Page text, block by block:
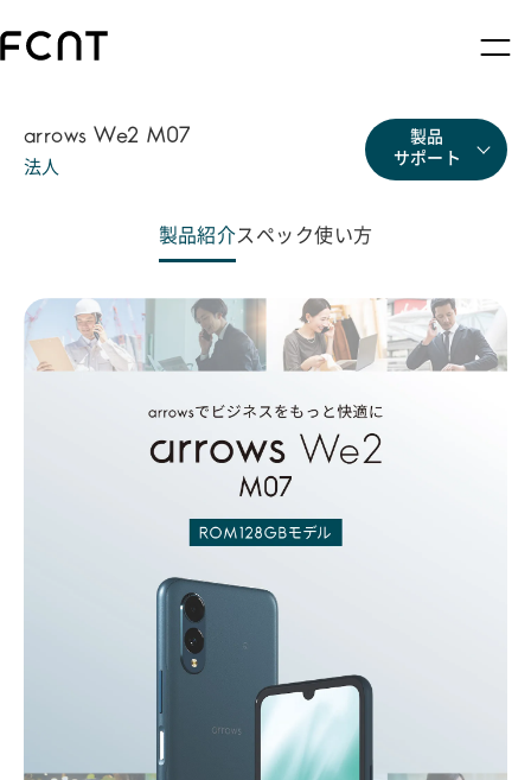
arrows We2 M07
法人
製品紹介スペック使い方
製品
サポート